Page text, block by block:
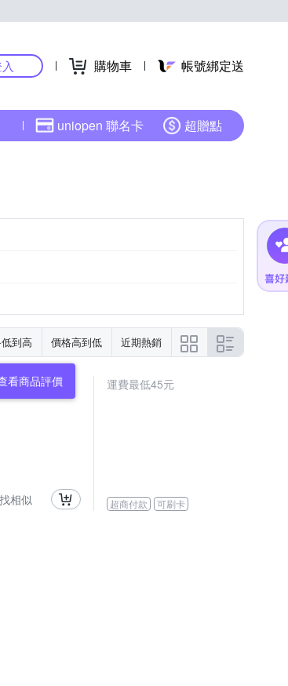
購物車 帳號綁定送
uniopen 聯名卡 超贈點
到高 價格高到低 近期熱銷
看商品評價
F0631】
找相似
運費最低45元
超商付款 可刷卡